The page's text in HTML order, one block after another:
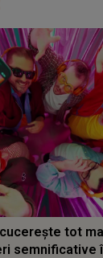
tot
semnificative